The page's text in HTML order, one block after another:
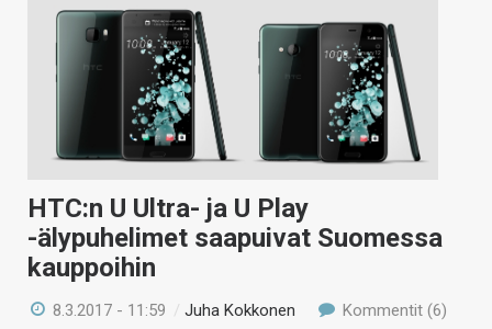
TIETOA
VAIHDA TEEMA
HAKU
HTC:n U Ultra- ja U Play
-älypuhelimet saapuivat Suomessa
kauppoihin
8.3.2017 - 11:59 /Juha Kokkonen Kommentit (6)